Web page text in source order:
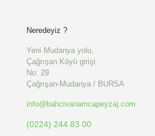
Neredeyiz ?
Yeni Mudanya yolu,
Çağrışan Köyü girişi
No: 29
Çağrışan-Mudanya / BURSA
info@bahcivanamcapeyzaj.com
(0224) 244 83 00